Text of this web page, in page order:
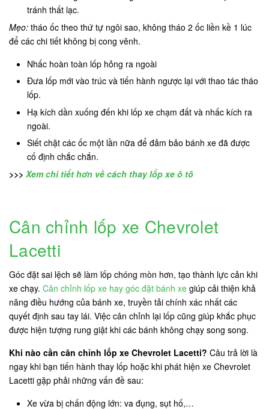
tránh thất lạc.
Mẹo: tháo ốc theo thứ tự ngôi sao, không tháo 2 ốc liền kề 1 lúc
để các chi tiết không bị cong vênh.
Nhấc hoàn toàn lốp hỏng ra ngoài
Đưa lốp mới vào trúc và tiến hành ngược lại với thao tác tháo
lốp.
Hạ kích dần xuống đến khi lốp xe chạm đất và nhấc kích ra
ngoài.
Siết chặt các ốc một lần nữa để đảm bảo bánh xe đã được
cố định chắc chắn.
>>> Xem chi tiết hơn về cách thay lốp xe ô tô
Cân chỉnh lốp xe Chevrolet
Lacetti
Góc đặt sai lệch sẽ làm lốp chóng mòn hơn, tạo thành lực cản khi
xe chạy. Cân chỉnh lốp xe hay góc đặt bánh xe giúp cải thiện khả
năng điều hướng của bánh xe, truyền tải chính xác nhất các
quyết định sau tay lái. Việc cân chỉnh lại lốp cũng giúp khắc phục
được hiện tượng rung giật khi các bánh không chạy song song.
Khi nào cần cân chỉnh lốp xe Chevrolet Lacetti? Câu trả lời là
ngay khi bạn tiến hành thay lốp hoặc khi phát hiện xe Chevrolet
Lacetti gặp phải những vấn đề sau:
Xe vừa bị chấn động lớn: va đụng, sụt hố,…